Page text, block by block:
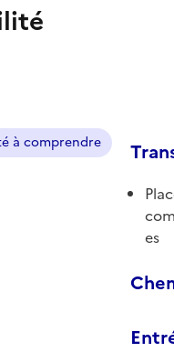
à comprendre
es